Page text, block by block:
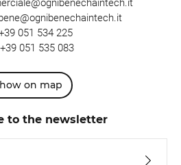
051 534 225
051 535 083
on map
to the newsletter